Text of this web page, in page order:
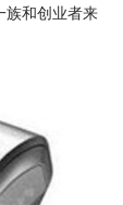
族和创业者来